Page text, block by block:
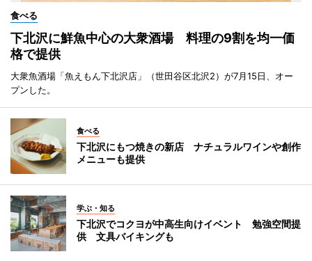
食べる
下北沢に鮮魚中心の大衆酒場 料理の9割を均一価
格で提供
大衆魚酒場「魚えもん下北沢店」（世田谷区北沢2）が7月15日、オー
プンした。
食べる
下北沢にもつ焼きの新店 ナチュラルワインや創作
メニューも提供
学ぶ・知る
下北沢でコクヨが中高生向けイベント 勉強空間提
供 文具バイキングも